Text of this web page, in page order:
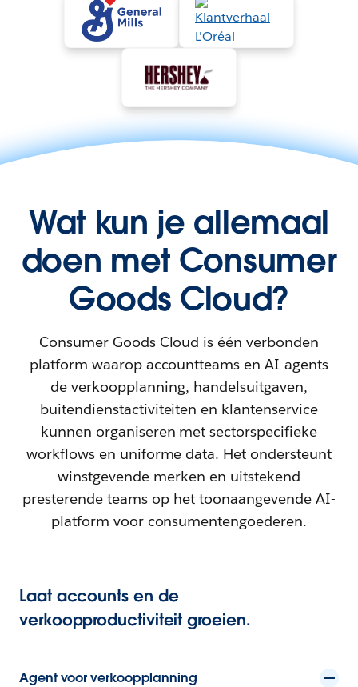
Wat kun je allemaal
doen met Consumer
Goods Cloud?
Consumer Goods Cloud is één verbonden
platform waarop accountteams en AI-agents
de verkoopplanning, handelsuitgaven,
buitendienstactiviteiten en klantenservice
kunnen organiseren met sectorspecifieke
workflows en uniforme data. Het ondersteunt
winstgevende merken en uitstekend
presterende teams op het toonaangevende AI-
platform voor consumentengoederen.
Laat accounts en de
verkoopproductiviteit groeien.
Agent voor verkoopplanning